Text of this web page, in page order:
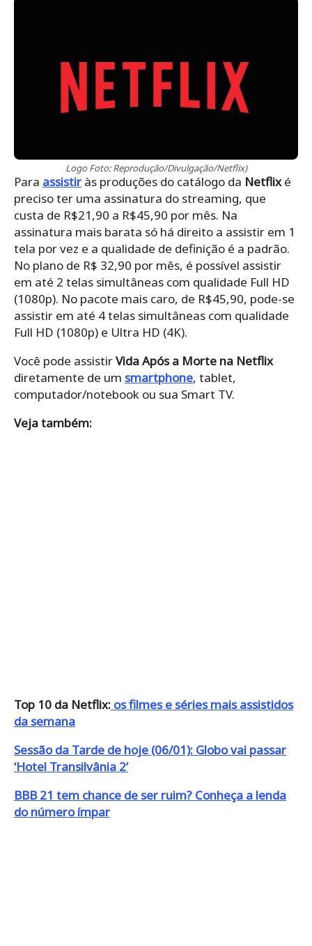
Logo Foto: Reprodução/Divulgação/Netflix)
Para assistir às produções do catálogo da Netflixé
preciso ter uma assinatura do streaming, que
custa de R$21,90 a R$45,90 por mês. Na
assinatura mais barata só há direito a assistir em 1
tela por vez e a qualidade de definição é a padrão.
No plano de R$ 32,90 por mês, é possível assistir
em até 2 telas simultâneas com qualidade Full HD
(1080p). No pacote mais caro, de R$45,90, pode-se
assistir em até 4 telas simultâneas com qualidade
Full HD (1080p) e Ultra HD (4K).
Você pode assistirVida Após a Morte na Netflix
diretamente de um smartphone, tablet,
computador/notebook ou sua Smart TV.
Veja também:
Top 10 da Netflix: os filmes e séries mais assistidos
da semana
Sessão da Tarde de hoje (06/01): Globo vai passar
‘Hotel Transilvânia 2’
BBB 21 tem chance de ser ruim? Conheça a lenda
do número ímpar